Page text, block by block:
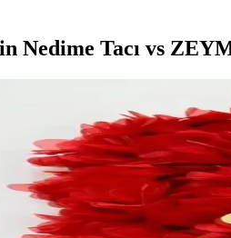
Nedime Tacı vs